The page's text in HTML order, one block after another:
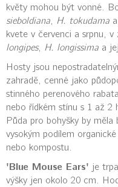
květy mohou být vonné.
sieboldiana, H. tokudama
kvete v červenci a srpnu,
longipes, H. longissima a
Hosty jsou
zahradě, cenné jako
stinného perenového
nebo řídkém stínu s 1 až 2
Půda pro bohyšky by měla
vysokým podílem
nebo kompostu.
'Blue Mouse Ears' je
výšky jen okolo 20 cm.